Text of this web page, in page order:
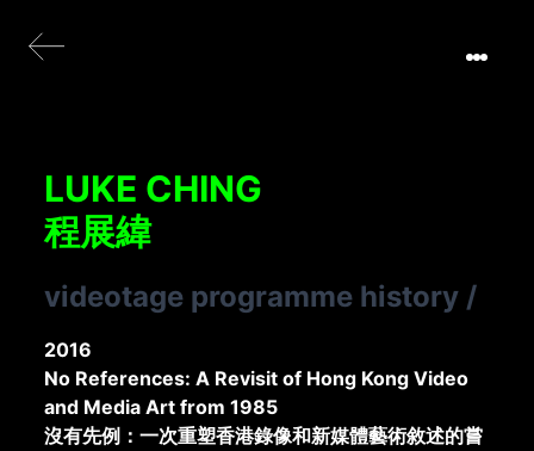
LUKE CHING
程展緯
videotage programme history /
2016
No References: A Revisit of Hong Kong Video
and Media Art from 1985
沒有先例：一次重塑香港錄像和新媒體藝術敘述的嘗